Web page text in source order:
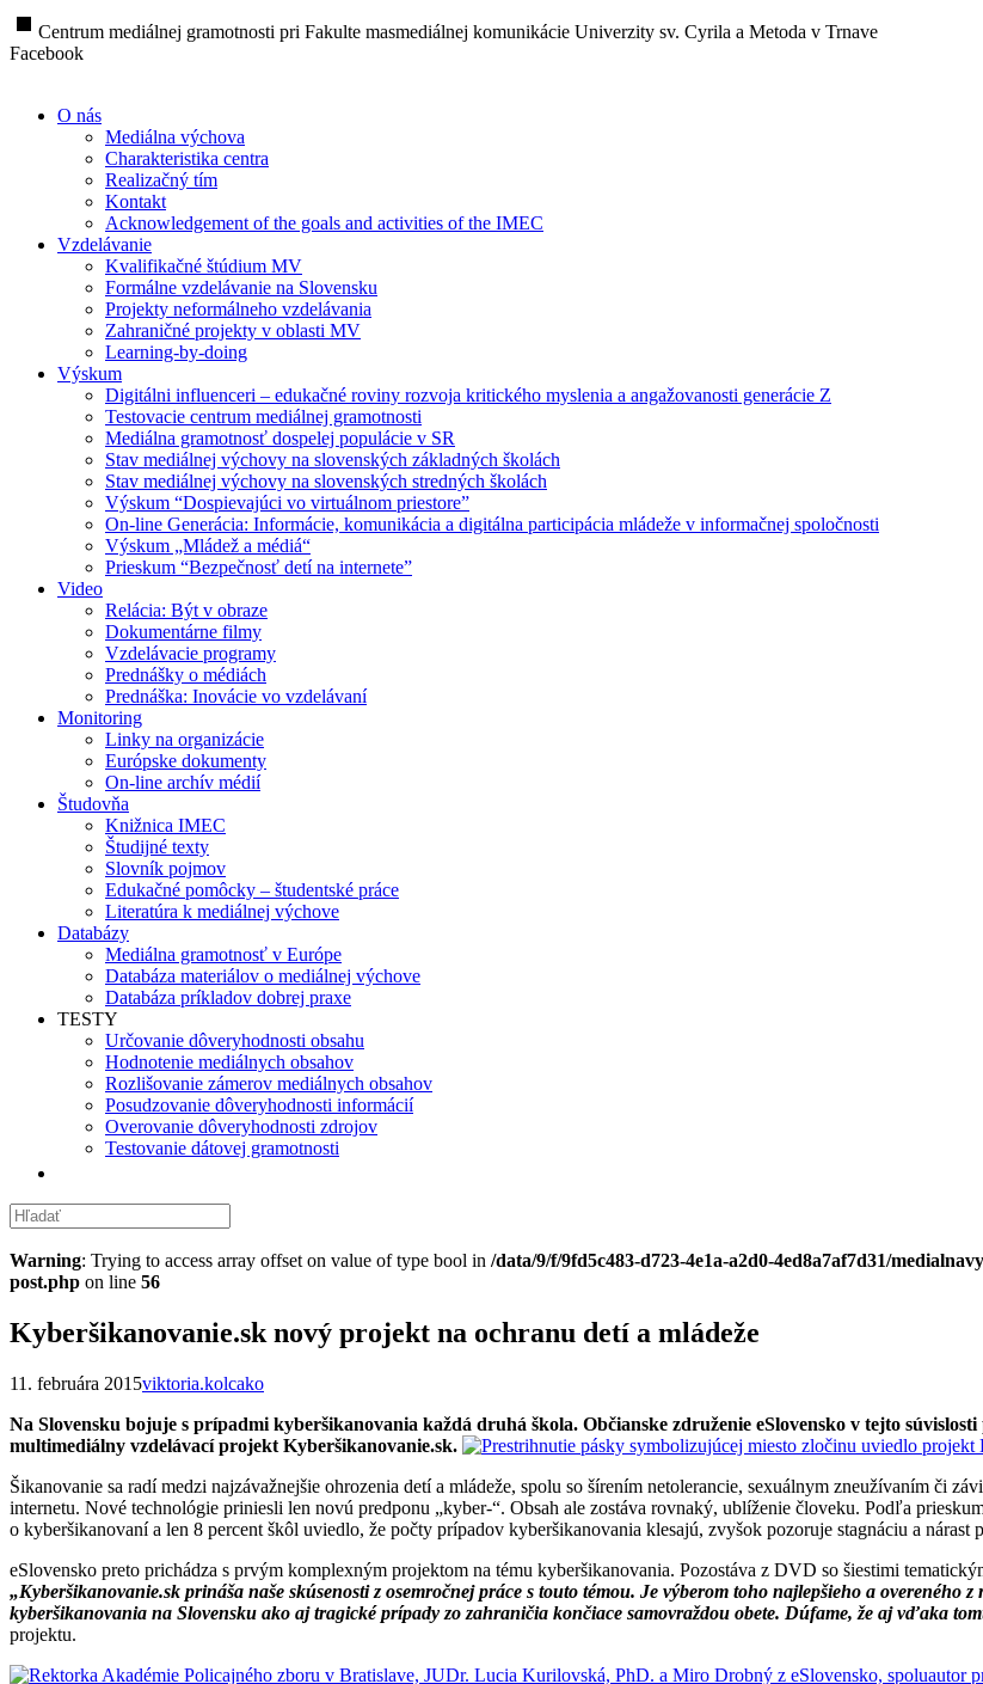
stop Centrum mediálnej gramotnosti pri Fakulte masmediálnej komunikácie Univerzity sv. Cyrila a Metoda v Trnave
Facebook
O nás
Mediálna výchova
Charakteristika centra
Realizačný tím
Kontakt
Acknowledgement of the goals and activities of the IMEC
Vzdelávanie
Kvalifikačné štúdium MV
Formálne vzdelávanie na Slovensku
Projekty neformálneho vzdelávania
Zahraničné projekty v oblasti MV
Learning-by-doing
Výskum
Digitálni influenceri – edukačné roviny rozvoja kritického myslenia a angažovanosti generácie Z
Testovacie centrum mediálnej gramotnosti
Mediálna gramotnosť dospelej populácie v SR
Stav mediálnej výchovy na slovenských základných školách
Stav mediálnej výchovy na slovenských stredných školách
Výskum “Dospievajúci vo virtuálnom priestore”
On-line Generácia: Informácie, komunikácia a digitálna participácia mládeže v informačnej spoločnosti
Výskum „Mládež a médiá“
Prieskum “Bezpečnosť detí na internete”
Video
Relácia: Být v obraze
Dokumentárne filmy
Vzdelávacie programy
Prednášky o médiách
Prednáška: Inovácie vo vzdelávaní
Monitoring
Linky na organizácie
Európske dokumenty
On-line archív médií
Študovňa
Knižnica IMEC
Študijné texty
Slovník pojmov
Edukačné pomôcky – študentské práce
Literatúra k mediálnej výchove
Databázy
Mediálna gramotnosť v Európe
Databáza materiálov o mediálnej výchove
Databáza príkladov dobrej praxe
TESTY
Určovanie dôveryhodnosti obsahu
Hodnotenie mediálnych obsahov
Rozlišovanie zámerov mediálnych obsahov
Posudzovanie dôveryhodnosti informácií
Overovanie dôveryhodnosti zdrojov
Testovanie dátovej gramotnosti
Warning: Trying to access array offset on value of type bool in /data/9/f/9fd5c483-d723-4e1a-a2d0-4ed8a7af7d31/
post.php on line 56
Kyberšikanovanie.sk nový projekt na ochranu detí a mládeže
11. februára 2015viktoria.kolcako
Na Slovensku bojuje s prípadmi kyberšikanovania každá druhá škola. Občianske združenie eSlovensko v tejto
multimediálny vzdelávací projekt Kyberšikanovanie.sk.
Šikanovanie sa radí medzi najzávažnejšie ohrozenia detí a mládeže, spolu so šírením netolerancie, sexuálnym zneužívaním či
internetu. Nové technológie priniesli len novú predponu „kyber-“. Obsah ale zostáva rovnaký, ublíženie človeku. Podľa
o kyberšikanovaní a len 8 percent škôl uviedlo, že počty prípadov kyberšikanovania klesajú, zvyšok pozoruje stagnáciu a nárast
eSlovensko preto prichádza s prvým komplexným projektom na tému kyberšikanovania. Pozostáva z DVD so šiestimi
„Kyberšikanovanie.sk prináša naše skúsenosti z osemročnej práce s touto témou. Je výberom toho najlepšieho a overeného
kyberšikanovania na Slovensku ako aj tragické prípady zo zahraničia končiace samovraždou obete. Dúfame, že aj vďaka
projektu.